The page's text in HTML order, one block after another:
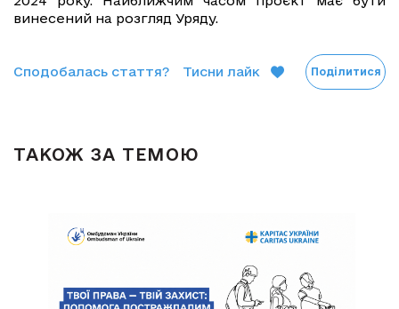
винесений на розгляд Уряду.
Сподобалась стаття? Тисни лайк Поділитися
ТАКОЖ ЗА ТЕМОЮ